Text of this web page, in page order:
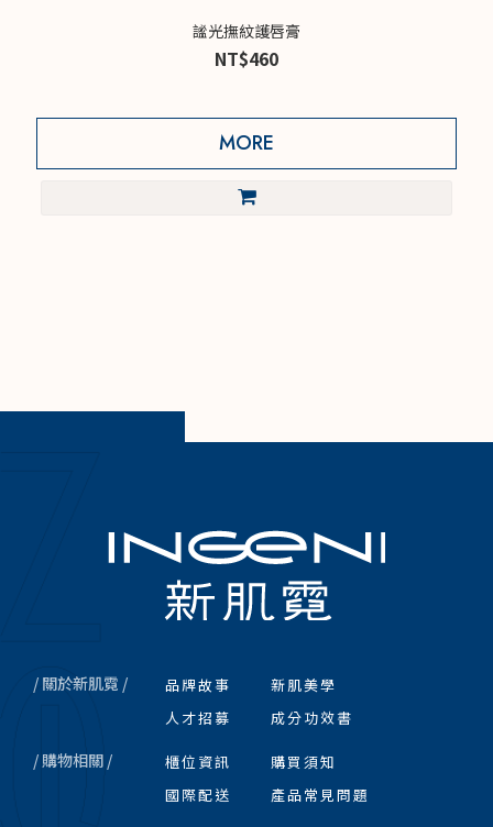
謐光撫紋護唇膏
NT$460
MORE
/ 關於新肌霓 / 品牌故事
新肌美學
人才招募
成分功效書
/ 購物相關 / 櫃位資訊
購買須知
國際配送
產品常見問題